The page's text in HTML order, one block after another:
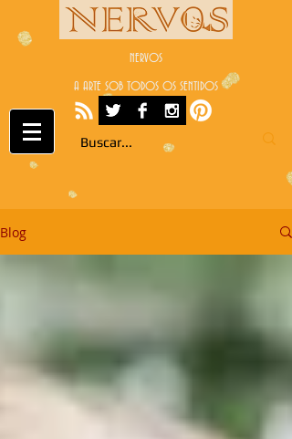
NERVOS
A ARTE SOB TODOS OS SENTIDOS
Blog